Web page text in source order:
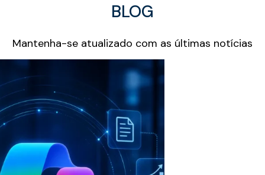
BLOG
Mantenha-se atualizado com as últimas notícias